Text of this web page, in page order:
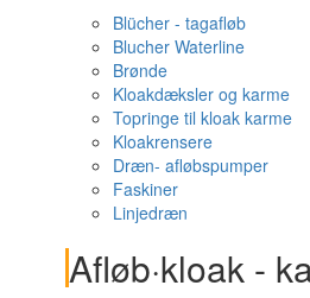
Blücher - tagafløb
Blucher Waterline
Brønde
Kloakdæksler og karme
Topringe til kloak karme
Kloakrensere
Dræn- afløbspumper
Faskiner
Linjedræn
Afløb·kloak -